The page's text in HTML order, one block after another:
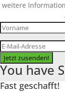
weitere
Jetzt zusenden!
You have
Fast geschafft!